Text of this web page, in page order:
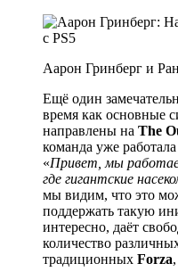
Аарон Гринберг и
Ещё один
время как основные
направлены на The
команда уже
«Привет, мы
где гигантские
мы видим, что это
поддержать такую
интересно, даёт
количество
традиционных Forza,